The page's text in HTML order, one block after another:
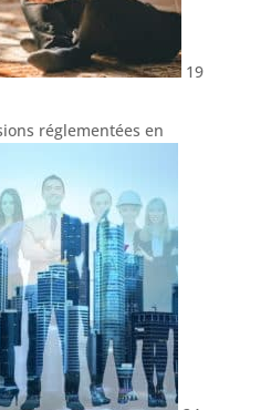
19
réglementées en